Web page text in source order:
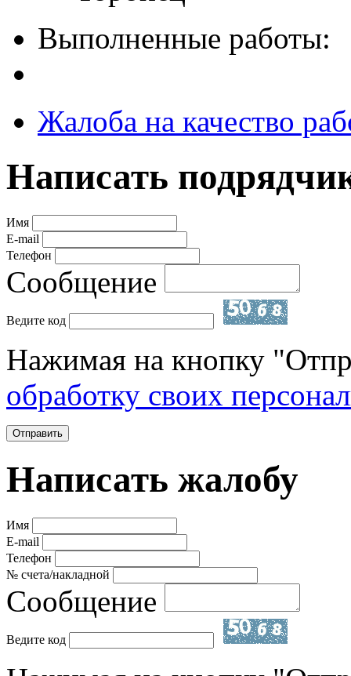
Выполненные работы:
Жалоба на качество
Написать
Имя
E-mail
Телефон
Сообщение
Ведите код
Нажимая на кнопку
обработку своих
Отправить
Написать жалобу
Имя
E-mail
Телефон
№ счета/накладной
Сообщение
Ведите код